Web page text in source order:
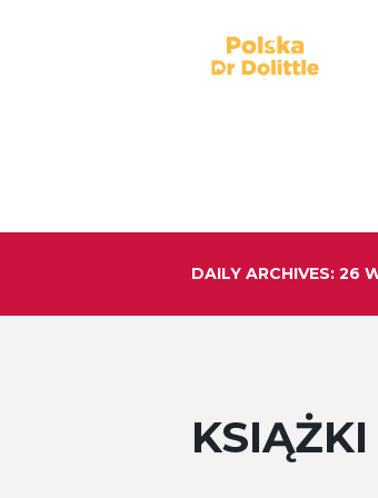
DAILY ARCHIVES: 26
KSIĄŻKI